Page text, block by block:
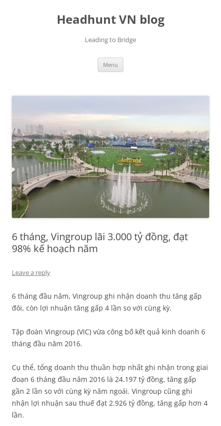
Headhunt VN blog
Leading to Bridge
Menu
6 tháng, Vingroup lãi 3.000 tỷ đồng, đạt
98% kế hoạch năm
Leave a reply
6 tháng đầu năm, Vingroup ghi nhận doanh thu tăng gấp
đôi, còn lợi nhuận tăng gấp 4 lần so với cùng kỳ.
Tập đoàn Vingroup (VIC) vừa công bố kết quả kinh doanh 6
tháng đầu năm 2016.
Cụ thể, tổng doanh thu thuần hợp nhất ghi nhận trong giai
đoạn 6 tháng đầu năm 2016 là 24.197 tỷ đồng, tăng gấp
gần 2 lần so với cùng kỳ năm ngoái. Vingroup cũng ghi
nhận lợi nhuận sau thuế đạt 2.926 tỷ đồng, tăng gấp hơn 4
lần.